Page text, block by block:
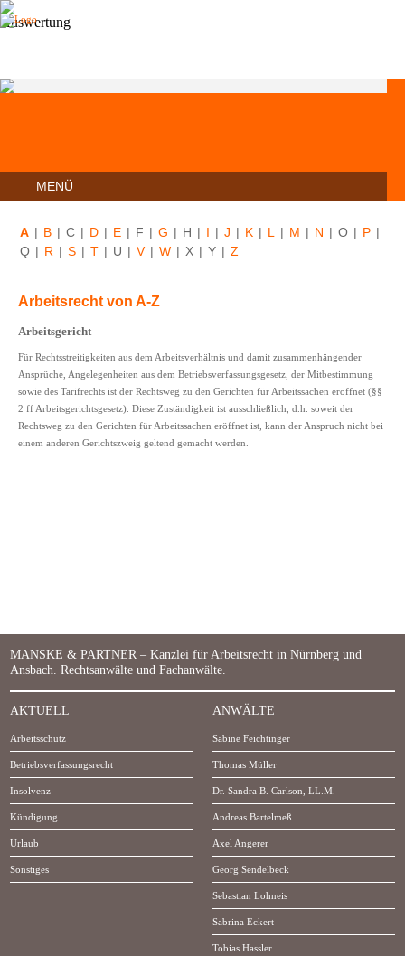
MENÜ
A | B | C | D | E | F | G | H | I | J | K | L | M | N | O | P |
Q | R | S | T | U | V | W | X | Y | Z
Arbeitsrecht von A-Z
Arbeitsgericht
Für Rechtsstreitigkeiten aus dem Arbeitsverhältnis und damit zusammenhängender
Ansprüche, Angelegenheiten aus dem Betriebsverfassungsgesetz, der Mitbestimmung
sowie des Tarifrechts ist der Rechtsweg zu den Gerichten für Arbeitssachen eröffnet (§§
2 ff Arbeitsgerichtsgesetz). Diese Zuständigkeit ist ausschließlich, d.h. soweit der
Rechtsweg zu den Gerichten für Arbeitssachen eröffnet ist, kann der Anspruch nicht bei
einem anderen Gerichtszweig geltend gemacht werden.
MANSKE & PARTNER – Kanzlei für Arbeitsrecht in Nürnberg und
Ansbach. Rechtsanwälte und Fachanwälte.
AKTUELL
Arbeitsschutz
Betriebsverfassungsrecht
Insolvenz
Kündigung
Urlaub
Sonstiges
ANWÄLTE
Sabine Feichtinger
Thomas Müller
Dr. Sandra B. Carlson, LL.M.
Andreas Bartelmeß
Axel Angerer
Georg Sendelbeck
Sebastian Lohneis
Sabrina Eckert
Tobias Hassler